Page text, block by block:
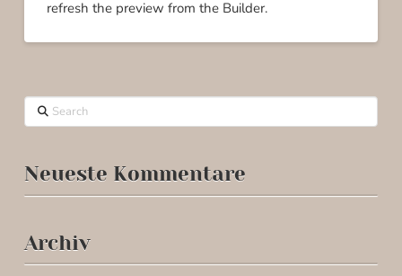
refresh the preview from the Builder.
Search
Neueste Kommentare
Archiv